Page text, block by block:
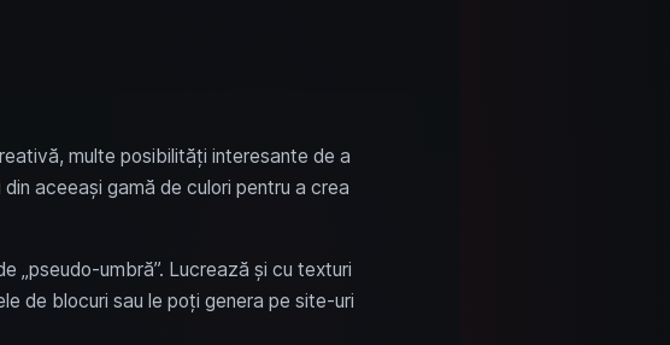
multe posibilități interesante de a
aceeași gamă de culori pentru a crea
„pseudo-umbră”. Lucrează și cu texturi
de blocuri sau le poți genera pe site-uri